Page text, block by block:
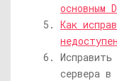
основным
Как
сервера в